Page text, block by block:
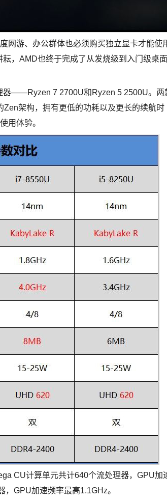
网游、办公群体也必须购买独立显卡才能使
，AMD也终于完成了从发烧级到入门级桌面
器——Ryzen 7 2700U和Ryzen 5 2500U。两
架构，拥有更低的功耗以及更长的续航时
用体验。
CU计算单元共计640个流处理器，GPU加
GPU加速频率最高1.1GHz。